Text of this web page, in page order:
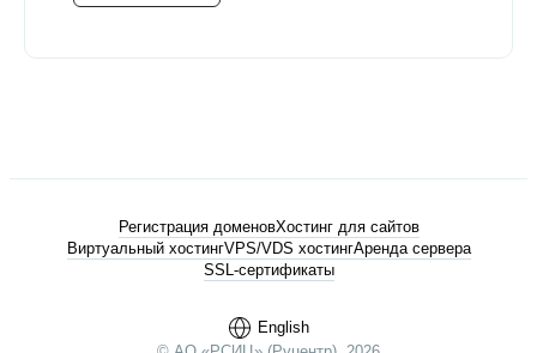
English
Регистрация доменовХостинг для сайтов
Виртуальный хостингVPS/VDS хостингАренда сервера
SSL-сертификаты